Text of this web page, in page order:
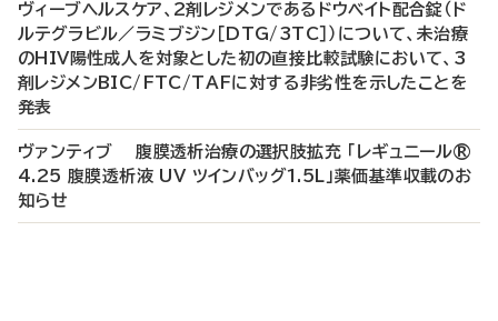
ヴィーブヘルスケア、2剤レジメンであるドウベイト配合錠（ド
ルテグラビル／ラミブジン［DTG/3TC］）について、未治療
のHIV陽性成人を対象とした初の直接比較試験において、3
剤レジメンBIC/FTC/TAFに対する非劣性を示したことを
発表
ヴァンティブ 腹膜透析治療の選択肢拡充 「レギュニール®
4.25 腹膜透析液 UV ツインバッグ1.5L」薬価基準収載のお
知らせ